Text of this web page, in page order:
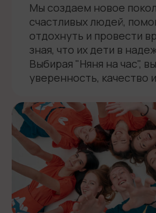
Мы создаем новое
счастливых людей,
отдохнуть и провести
зная, что их дети в
Выбирая "Няня на час",
уверенность, качество